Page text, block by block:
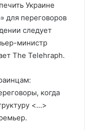
Украине
для переговоров
следует
министр
The Telehraph.
когда
<…>